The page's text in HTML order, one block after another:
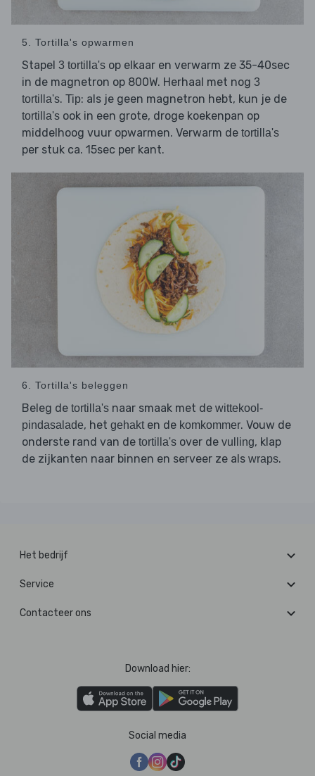
5. Tortilla's opwarmen
Stapel 3 tortilla's op elkaar en verwarm ze 35-40sec
in de magnetron op 800W. Herhaal met nog 3
tortilla's. Tip: als je geen magnetron hebt, kun je de
tortilla's ook in een grote, droge koekenpan op
middelhoog vuur opwarmen. Verwarm de tortilla's
per stuk ca. 15sec per kant.
6. Tortilla's beleggen
Beleg de tortilla's naar smaak met de wittekool-
pindasalade, het gehakten de komkommer. Vouw de
onderste rand van de tortilla's over de vulling, klap
de zijkanten naar binnen en serveer ze als wraps.
Het bedrijf
Service
Contacteer ons
Download hier:
Social media